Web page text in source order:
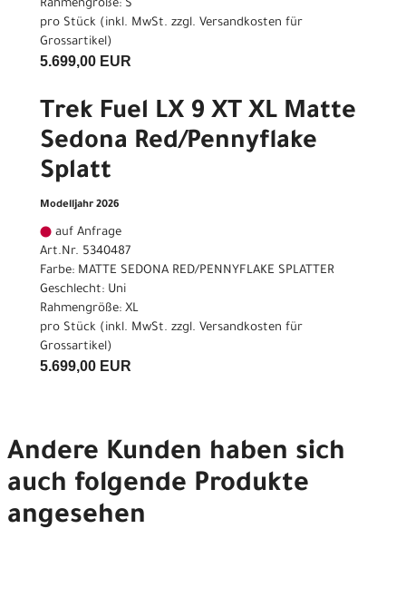
Rahmengröße: S
pro Stück (inkl. MwSt. zzgl. Versandkosten für
Grossartikel)
5.699,00 EUR
Trek Fuel LX 9 XT XL Matte
Sedona Red/Pennyflake
Splatt
Modelljahr 2026
auf Anfrage
Art.Nr. 5340487
Farbe: MATTE SEDONA RED/PENNYFLAKE SPLATTER
Geschlecht: Uni
Rahmengröße: XL
pro Stück (inkl. MwSt. zzgl. Versandkosten für
Grossartikel)
5.699,00 EUR
Andere Kunden haben sich
auch folgende Produkte
angesehen